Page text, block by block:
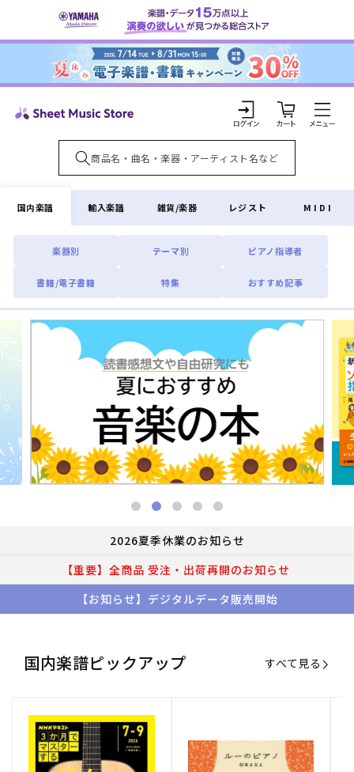
ンツに
ロ
グ
イ
ン
カ
ー
ト
国内楽譜
楽器別 テーマ別 ピアノ指導者
書籍/電子書籍 特集 おすすめ記事
輸入楽譜 雑貨/楽器 レジスト MIDI
2026夏季休業のお知らせ
【重要】全商品 受注・出荷再開のお知らせ
【お知らせ】デジタルデータ販売開始
国内楽譜ピックアップ すべて見る